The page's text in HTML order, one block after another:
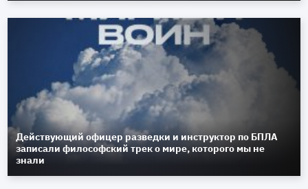
Действующий офицер разведки и инструктор по БПЛА
записали философский трек о мире, которого мы не
знали